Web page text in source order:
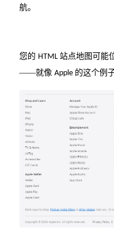
航。
您的 HTML 站点地图可能
——就像 Apple 的这个例